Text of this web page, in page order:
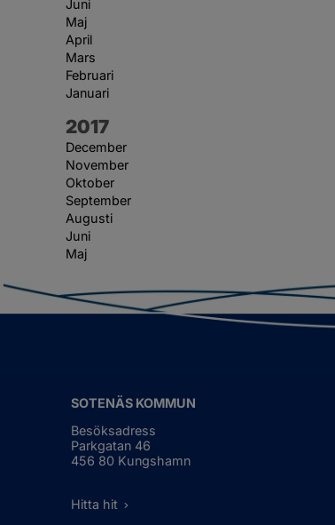
Juni
Maj
April
Mars
Februari
Januari
År:
2017
December
November
Oktober
September
Augusti
Juni
Maj
SOTENÄS KOMMUN
Besöksadress
Parkgatan 46
456 80 Kungshamn
Hitta hit